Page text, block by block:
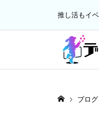
推し活もイ
ブログ